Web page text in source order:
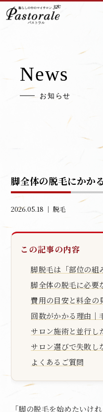
News
お知らせ
脚全体の脱毛にかか
2026.05.18 ｜脱毛
この記事の内容
脚脱毛は「部位の組
脚全体の脱毛に必要
費用の目安と料金の
回数がかかる理由｜
サロン施術と並行し
サロン選びで失敗し
よくあるご質問
「脚の脱毛を始めたいけ